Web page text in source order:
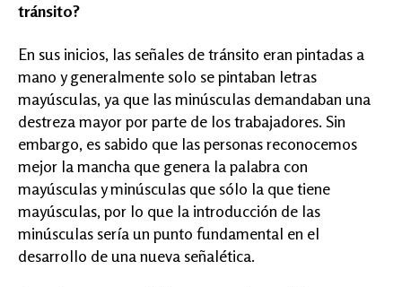
tránsito?
En sus inicios, las señales de tránsito eran pintadas a
mano y generalmente solo se pintaban letras
mayúsculas, ya que las minúsculas demandaban una
destreza mayor por parte de los trabajadores. Sin
embargo, es sabido que las personas reconocemos
mejor la mancha que genera la palabra con
mayúsculas y minúsculas que sólo la que tiene
mayúsculas, por lo que la introducción de las
minúsculas sería un punto fundamental en el
desarrollo de una nueva señalética.